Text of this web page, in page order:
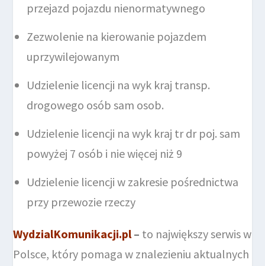
przejazd pojazdu nienormatywnego
Zezwolenie na kierowanie pojazdem
uprzywilejowanym
Udzielenie licencji na wyk kraj transp.
drogowego osób sam osob.
Udzielenie licencji na wyk kraj tr dr poj. sam
powyżej 7 osób i nie więcej niż 9
Udzielenie licencji w zakresie pośrednictwa
przy przewozie rzeczy
WydzialKomunikacji.pl– to największy serwis w
Polsce, który pomaga w znalezieniu aktualnych